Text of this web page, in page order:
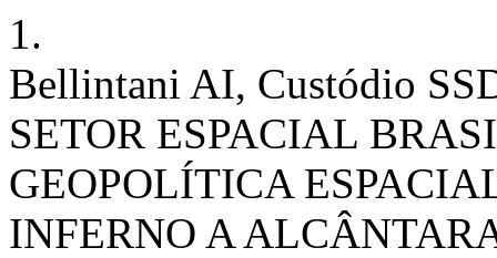
1.
Bellintani AI, Custódio
SETOR ESPACIAL
GEOPOLÍTICA
INFERNO A